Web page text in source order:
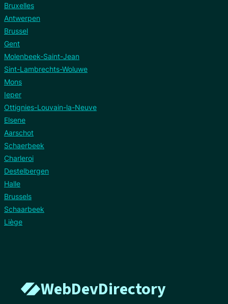
Bruxelles
Antwerpen
Brussel
Gent
Molenbeek-Saint-Jean
Sint-Lambrechts-Woluwe
Mons
Ieper
Ottignies-Louvain-la-Neuve
Elsene
Aarschot
Schaerbeek
Charleroi
Destelbergen
Halle
Brussels
Schaarbeek
Liège
WebDevDirectory